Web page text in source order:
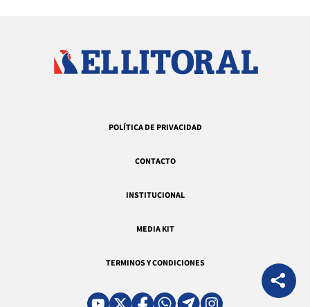
POLÍTICA DE PRIVACIDAD
CONTACTO
INSTITUCIONAL
MEDIA KIT
TERMINOS Y CONDICIONES